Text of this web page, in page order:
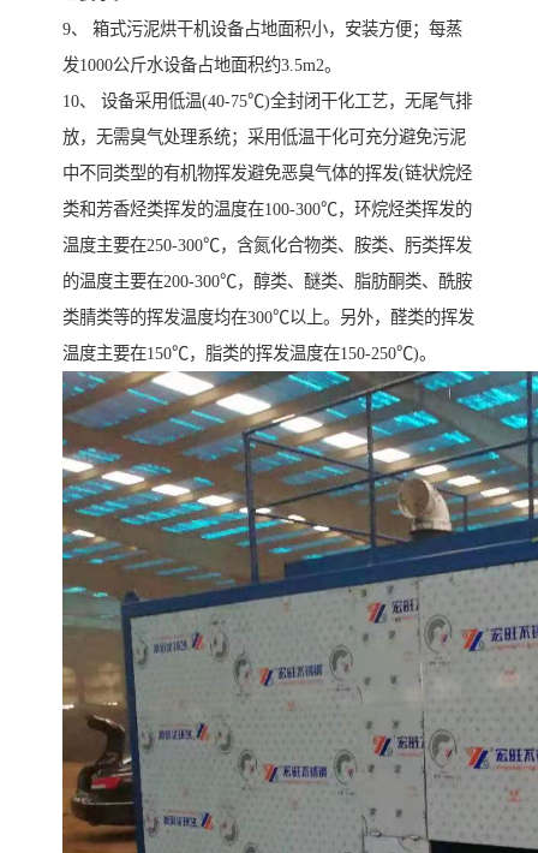
9、 箱式污泥烘干机设备占地面积小，安装方便；每蒸
发1000公斤水设备占地面积约3.5m2。
10、 设备采用低温(40-75℃)全封闭干化工艺，无尾气排
放，无需臭气处理系统；采用低温干化可充分避免污泥
中不同类型的有机物挥发避免恶臭气体的挥发(链状烷烃
类和芳香烃类挥发的温度在100-300℃，环烷烃类挥发的
温度主要在250-300℃，含氮化合物类、胺类、肟类挥发
的温度主要在200-300℃，醇类、醚类、脂肪酮类、酰胺
类腈类等的挥发温度均在300℃以上。另外，醛类的挥发
温度主要在150℃，脂类的挥发温度在150-250℃)。